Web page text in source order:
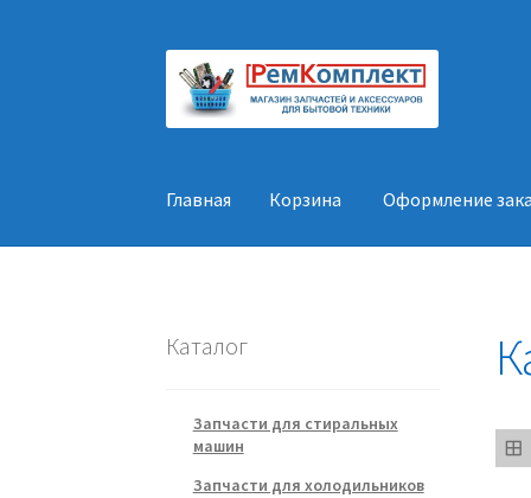
Перейти
навигации
Перейти
содержимому
Главная Корзина Оформление
Каталог
Запчасти для стиральных
машин
Запчасти для холодильников